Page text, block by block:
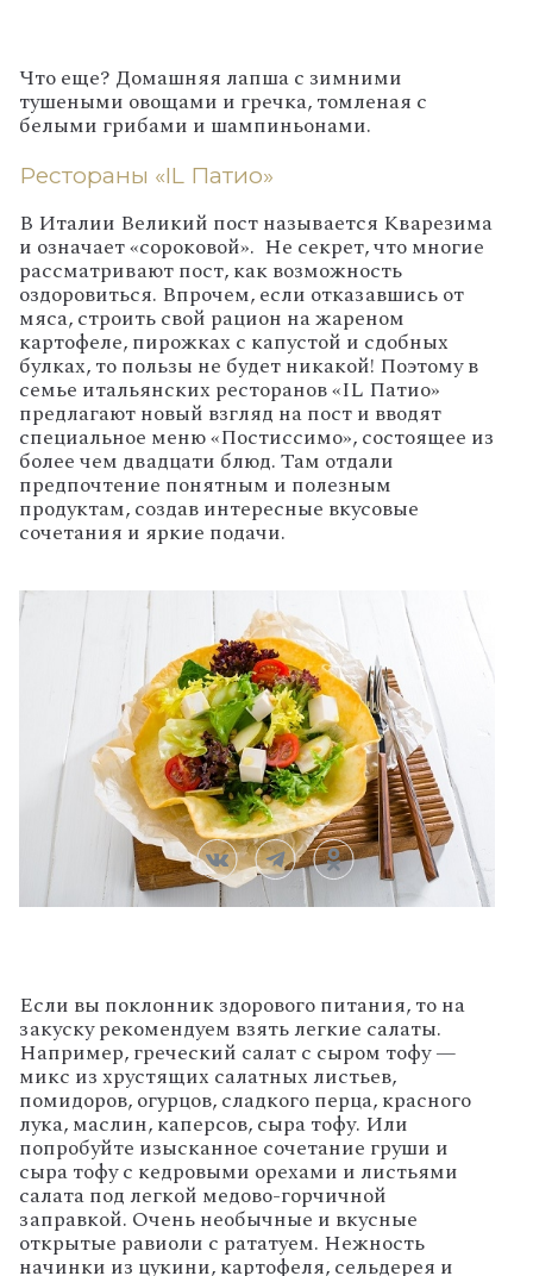
Что еще? Домашняя лапша с зимними
тушеными овощами и гречка, томленая с
белыми грибами и шампиньонами.
Рестораны «IL Патио»
В Италии Великий пост называется Кварезима
и означает «сороковой». Не секрет, что многие
рассматривают пост, как возможность
оздоровиться. Впрочем, если отказавшись от
мяса, строить свой рацион на жареном
картофеле, пирожках с капустой и сдобных
булках, то пользы не будет никакой! Поэтому в
семье итальянских ресторанов «IL Патио»
предлагают новый взгляд на пост и вводят
специальное меню «Постиссимо», состоящее из
более чем двадцати блюд. Там отдали
предпочтение понятным и полезным
продуктам, создав интересные вкусовые
сочетания и яркие подачи.
Если вы поклонник здорового питания, то на
закуску рекомендуем взять легкие салаты.
Например, греческий салат с сыром тофу —
микс из хрустящих салатных листьев,
помидоров, огурцов, сладкого перца, красного
лука, маслин, каперсов, сыра тофу. Или
попробуйте изысканное сочетание груши и
сыра тофус кедровыми орехами и листьями
салата под легкой медово-горчичной
заправкой. Очень необычные и вкусные
открытые равиоли с рататуем. Нежность
начинки из цукини, картофеля, сельдерея и